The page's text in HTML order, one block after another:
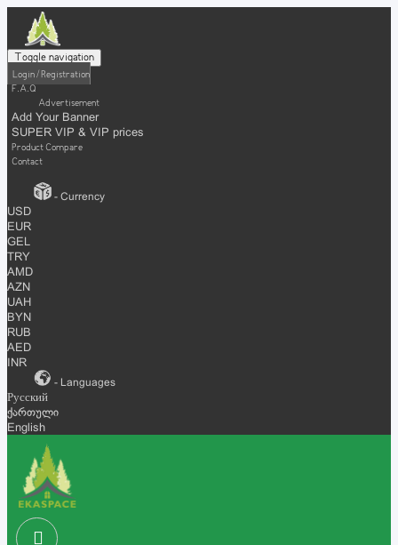
Toggle navigation
Login / Registration
F.A.Q
Advertisement
Add Your Banner
SUPER VIP & VIP prices
Product Compare
Contact
- Currency
USD
EUR
GEL
TRY
AMD
AZN
UAH
BYN
RUB
AED
INR
- Languages
Русский
ქართული
English